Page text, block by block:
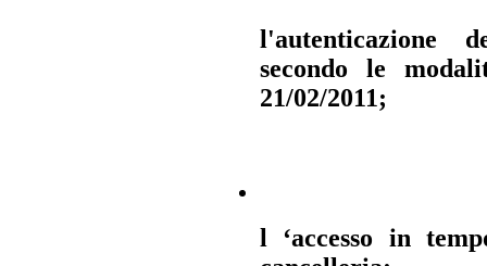
l'autenticazione
secondo le
21/02/2011;
l ‘accesso in